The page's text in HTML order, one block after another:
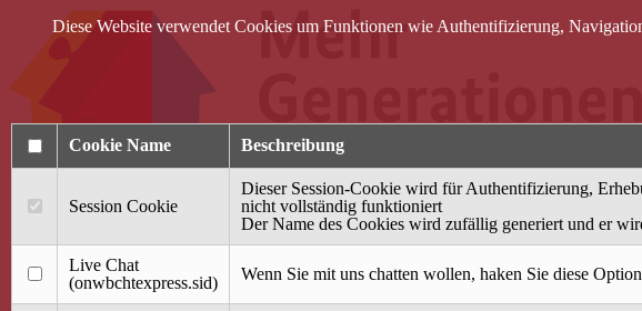
Anmelden
Startseite
Diese Website verwendet Cookies um Funktionen wie Authentifizierung,
Cookie Name Beschreibung
Session Cookie
Dieser Session-Cookie wird für Authentifizierung,
nicht vollständig funktioniert
Der Name des Cookies wird zufällig generiert und er
Live Chat
(onwbchtexpress.sid)
Wenn Sie mit uns chatten wollen, haken Sie diese